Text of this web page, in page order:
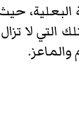
التي لا
والماعز.